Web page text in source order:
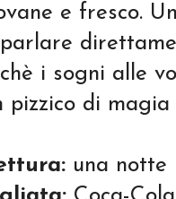
e fresco.
i sogni alle
pizzico di
una notte